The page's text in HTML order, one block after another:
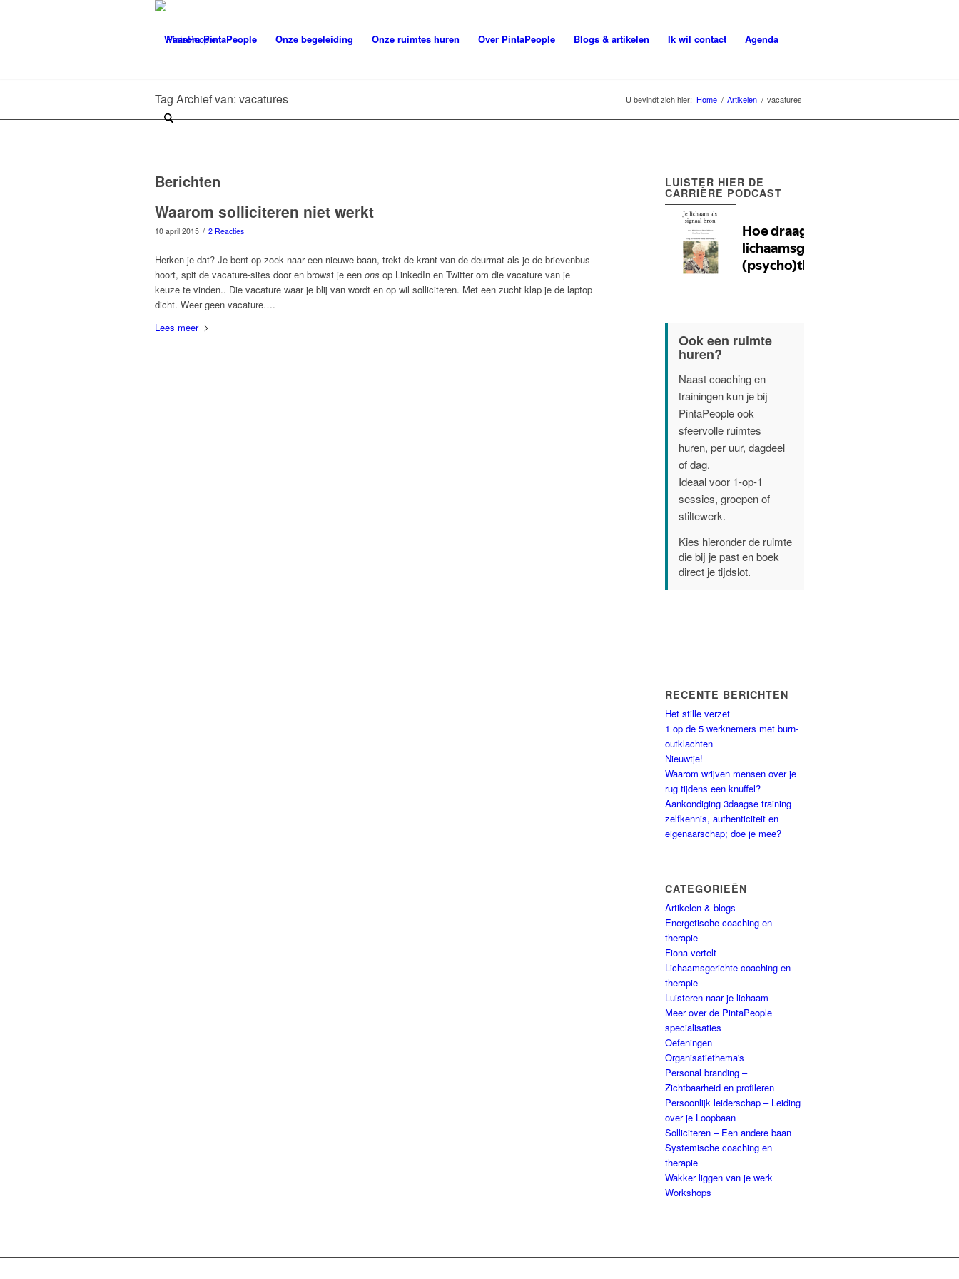
Waarom PintaPeople Onze begeleiding Onze ruimtes huren Over PintaPeople Blogs & artikelen Ik wil contact Agenda
Tag Archief van: vacatures U bevindt zich hier: Home / Artikelen / vacatures
Berichten
Waarom solliciteren niet werkt
10 april 2015 / 2 Reacties
Herken je dat? Je bent op zoek naar een nieuwe baan, trekt de krant van de deurmat als je de brievenbus
hoort, spit de vacature-sites door en browst je een ons op LinkedIn en Twitter om die vacature van je
keuze te vinden.. Die vacature waar je blij van wordt en op wil solliciteren. Met een zucht klap je de laptop
dicht. Weer geen vacature….
Lees meer
LUISTER HIER DE
CARRIÈRE PODCAST
Ook een ruimte
huren?
Naast coaching en
trainingen kun je bij
PintaPeople ook
sfeervolle ruimtes
huren, per uur, dagdeel
of dag.
Ideaal voor 1-op-1
sessies, groepen of
stiltewerk.
Kies hieronder de ruimte
die bij je past en boek
direct je tijdslot.
RECENTE BERICHTEN
Het stille verzet
1 op de 5 werknemers met burn-
outklachten
Nieuwtje!
Waarom wrijven mensen over je
rug tijdens een knuffel?
Aankondiging 3daagse training
zelfkennis, authenticiteit en
eigenaarschap; doe je mee?
CATEGORIEËN
Artikelen & blogs
Energetische coaching en
therapie
Fiona vertelt
Lichaamsgerichte coaching en
therapie
Luisteren naar je lichaam
Meer over de PintaPeople
specialisaties
Oefeningen
Organisatiethema's
Personal branding –
Zichtbaarheid en profileren
Persoonlijk leiderschap – Leiding
over je Loopbaan
Solliciteren – Een andere baan
Systemische coaching en
therapie
Wakker liggen van je werk
Workshops